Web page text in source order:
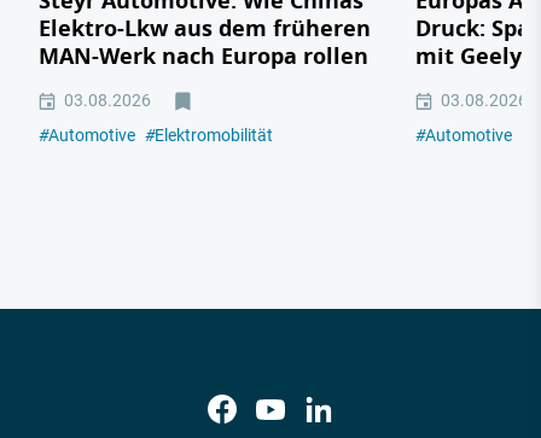
Elektro-Lkw aus dem früheren
MAN-Werk nach Europa rollen
03.08.2026
#Automotive #Elektromobilität
Druck:
mit Geely,
03.08.2026
#Automotive